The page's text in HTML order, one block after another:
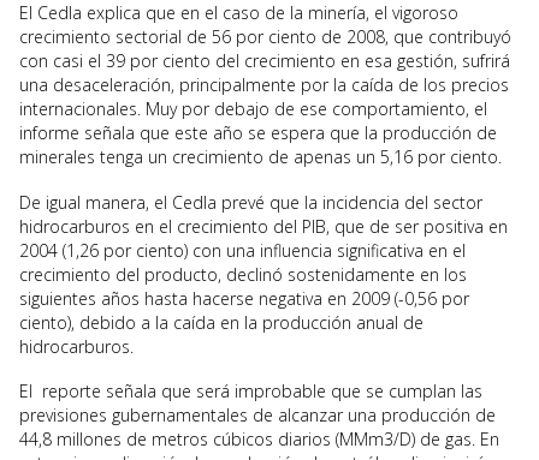
El Cedla explica que en el caso de la minería, el vigoroso
crecimiento sectorial de 56 por ciento de 2008, que contribuyó
con casi el 39 por ciento del crecimiento en esa gestión, sufrirá
una desaceleración, principalmente por la caída de los precios
internacionales. Muy por debajo de ese comportamiento, el
informe señala que este año se espera que la producción de
minerales tenga un crecimiento de apenas un 5,16 por ciento.
De igual manera, el Cedla prevé que la incidencia del sector
hidrocarburos en el crecimiento del PIB, que de ser positiva en
2004 (1,26 por ciento) con una influencia significativa en el
crecimiento del producto, declinó sostenidamente en los
siguientes años hasta hacerse negativa en 2009 (-0,56 por
ciento), debido a la caída en la producción anual de
hidrocarburos.
El reporte señala que será improbable que se cumplan las
previsiones gubernamentales de alcanzar una producción de
44,8 millones de metros cúbicos diarios (MMm3/D) de gas. En